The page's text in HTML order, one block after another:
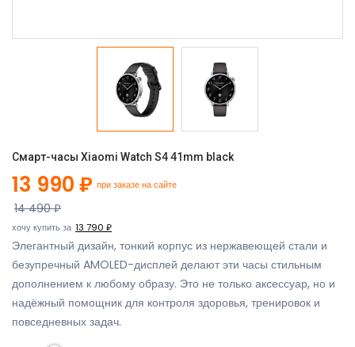
Смарт-часы Xiaomi Watch S4 41mm black
13 990 ₽ при заказе на сайте
14 490 ₽
хочу купить за 13 790 ₽
Элегантный дизайн, тонкий корпус из нержавеющей стали и
безупречный AMOLED-дисплей делают эти часы стильным
дополнением к любому образу. Это не только аксессуар, но и
надёжный помощник для контроля здоровья, тренировок и
повседневных задач.